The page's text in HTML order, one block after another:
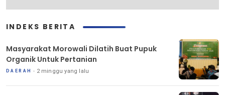
INDEKS BERITA
Masyarakat Morowali Dilatih Buat Pupuk
Organik Untuk Pertanian
DAERAH 2 minggu yang lalu